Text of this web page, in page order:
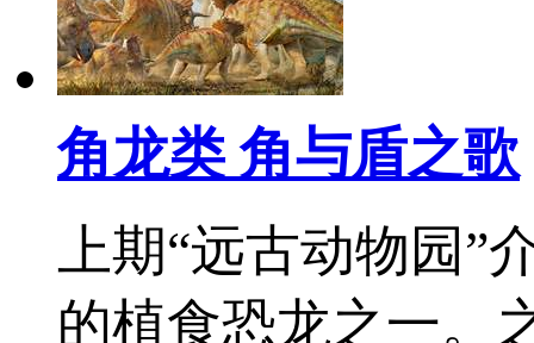
角龙类 角与盾之歌
上期“远古动物园
的植食恐龙之一。